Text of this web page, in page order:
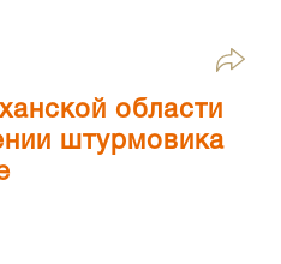
области
штурмовика